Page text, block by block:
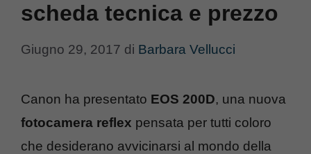
scheda tecnica e prezzo
Giugno 29, 2017 di Barbara Vellucci
Canon ha presentato EOS 200D, una nuova
fotocamera reflex pensata per tutti coloro
che desiderano avvicinarsi al mondo della